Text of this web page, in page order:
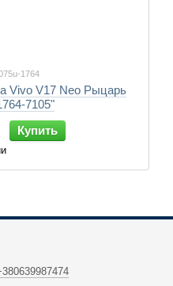
1764
Vivo V17 Neo Рыцарь
7105"
Купить